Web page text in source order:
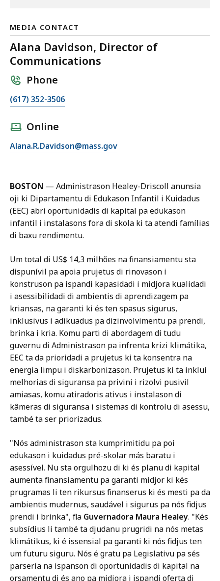
MEDIA CONTACT
Alana Davidson, Director of
Communications
Phone
C
A
n
a
D
a
v
d
s
o
n
,
D
i
r
e
c
t
o
r
o
C
o
m
m
u
n
i
c
a
t
i
o
(617) 352-3506
Online
E
i
l
A
l
a
a
D
a
v
i
d
s
o
n
,
D
i
r
e
t
o
r
o
f
C
o
m
m
u
n
i
Alana.R.Davidson@mass.gov
BOSTON — Administrason Healey-Driscoll anunsia
oji ki Dipartamentu di Edukason Infantil i Kuidadus
(EEC) abri oportunidadis di kapital pa edukason
infantil i instalasons fora di skola ki ta atendi famílias
di baxu rendimentu.
Um total di US$ 14,3 milhões na finansiamentu sta
dispunívil pa apoia prujetus di rinovason i
konstruson pa ispandi kapasidadi i midjora kualidadi
i asessibilidadi di ambientis di aprendizagem pa
kriansas, na garanti ki és ten spasus sigurus,
inklusivus i adikuadus pa dizinvolvimentu pa prendi,
brinka i kria. Komu parti di abordagem di tudu
guvernu di Administrason pa infrenta krizi klimátika,
EEC ta da prioridadi a prujetus ki ta konsentra na
energia limpu i diskarbonizason. Prujetus ki ta inklui
melhorias di siguransa pa privini i rizolvi pusivil
amiasas, komu atiradoris ativus i instalason di
kâmeras di siguransa i sistemas di kontrolu di asessu,
també ta ser priorizadus.
"Nós administrason sta kumprimitidu pa poi
edukason i kuidadus pré-skolar más baratu i
asessível. Nu sta orgulhozu di ki és planu di kapital
aumenta finansiamentu pa garanti midjor ki kés
prugramas li ten rikursus finanserus ki és mesti pa da
ambientis mudernus, saudável i sigurus pa nós fidjus
prendi i brinka", fla Guvernadora Maura Healey. "Kés
subsídius li també ta djudanu prugridi na nós metas
klimátikus, ki é issensial pa garanti ki nós fidjus ten
um futuru siguru. Nós é gratu pa Legislativu pa sés
parseria na ispanson di oportunidadis di kapital na
orsamentu di és ano pa midjora i ispandi oferta di